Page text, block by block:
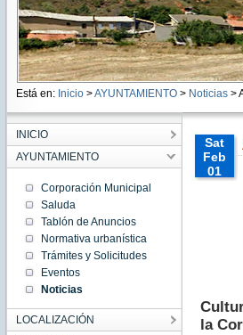
Está en: Inicio >AYUNTAMIENTO> Noticias>
INICIO
AYUNTAMIENTO
Corporación Municipal
Saluda
Tablón de Anuncios
Normativa urbanística
Trámites y Solicitudes
Eventos
Noticias
LOCALIZACIÓN
Sat
Feb
01
CET
2020
la